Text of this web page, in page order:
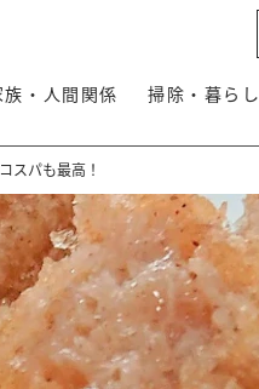
族・人間関係 掃除・暮らし
スパも最高！